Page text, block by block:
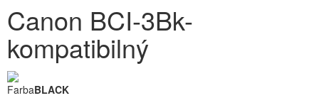
Canon BCI-3Bk-
kompatibilný
FarbaBLACK